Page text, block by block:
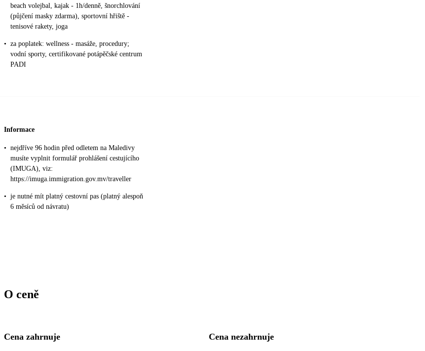
beach volejbal, kajak - 1h/denně, šnorchlování
(půjčení masky zdarma), sportovní hřiště -
tenisové rakety, joga
• za poplatek: wellness - masáže, procedury;
vodní sporty, certifikované potápěčské centrum
PADI
Informace
• nejdříve 96 hodin před odletem na Maledivy
musíte vyplnit formulář prohlášení cestujícího
(IMUGA), viz:
https://imuga.immigration.gov.mv/traveller
• je nutné mít platný cestovní pas (platný alespoň
6 měsíců od návratu)
O ceně
Cena zahrnuje Cena nezahrnuje